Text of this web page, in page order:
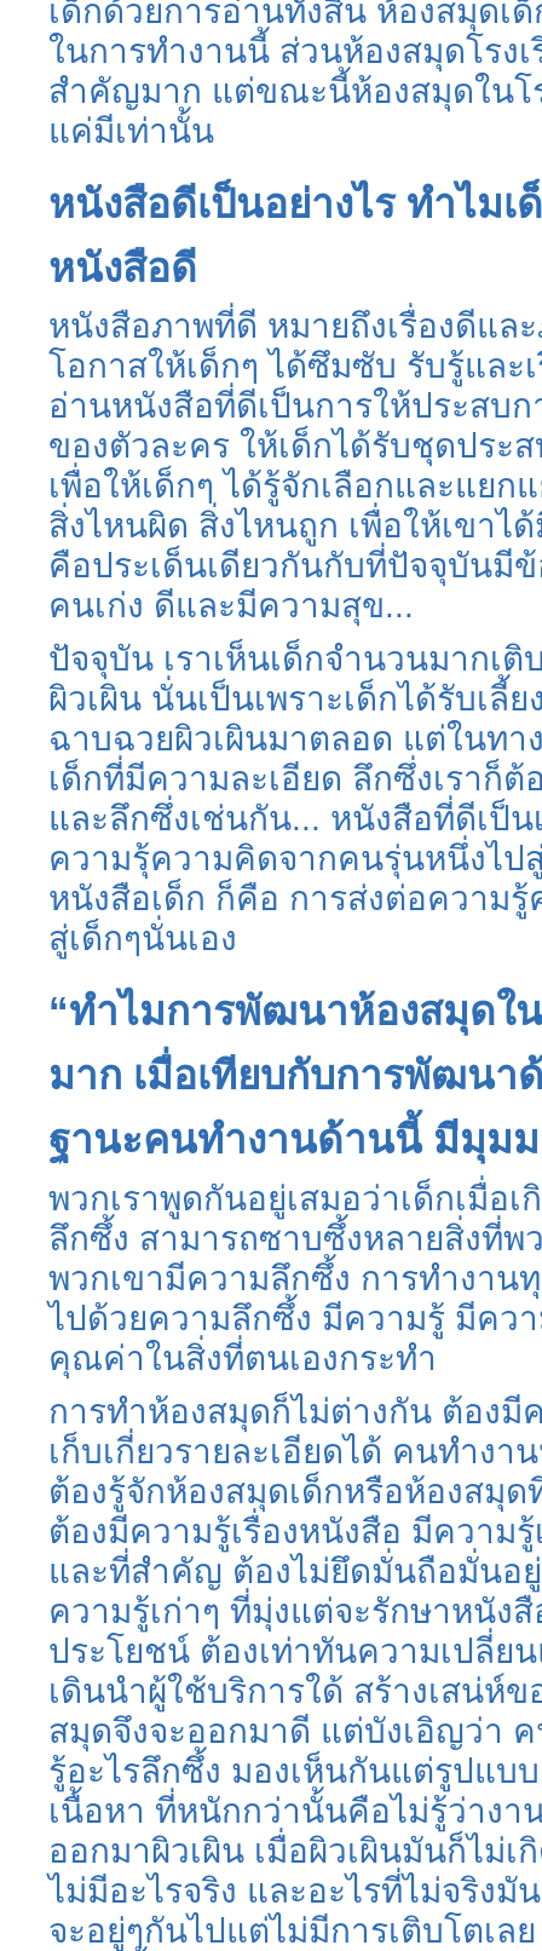
เด็กด้วยการอ่านทั้งสิ้น ห้องสมุดเ
ในการทำงานนี้ ส่วนห้องสมุดโรง
สำคัญมาก แต่ขณะนี้ห้องสมุดในโ
แค่มีเท่านั้น
หนังสือดีเป็นอย่างไร ทำไม
หนังสือดี
หนังสือภาพที่ดี หมายถึงเรื่องดีแล
โอกาสให้เด็กๆ ได้ซึมซับ รับรู้และ
อ่านหนังสือที่ดีเป็นการให้ประสบก
ของตัวละคร ให้เด็กได้รับชุดปร
เพื่อให้เด็กๆ ได้รู้จักเลือกและแยก
สิ่งไหนผิด สิ่งไหนถูก เพื่อให้เขา
คือประเด็นเดียวกันกับที่ปัจจุบันมีข้
คนเก่ง ดีและมีความสุข...
ปัจจุบัน เราเห็นเด็กจำนวนมากเ
ผิวเผิน นั่นเป็นเพราะเด็กได้รับเลี้
ฉาบฉวยผิวเผินมาตลอด แต่ในทา
เด็กที่มีความละเอียด ลึกซึ่งเราก็ต้
และลึกซึ่งเช่นกัน... หนังสือที่ดีเป็น
ความรุ้ความคิดจากคนรุ่นหนึ่งไป
หนังสือเด็ก ก็คือ การส่งต่อความ
สู่เด็กๆนั่นเอง
“ทำไมการพัฒนาห้องสมุดใ
มาก เมื่อเทียบกับการพัฒนา
ฐานะคนทำงานด้านนี้ มีมุมม
พวกเราพูดกันอยู่เสมอว่าเด็กเมื่อ
ลึกซึ้ง สามารถซาบซึ้งหลายสิ่งที่พ
พวกเขามีความลึกซึ้ง การทำงาน
ไปด้วยความลึกซึ้ง มีความรู้ มีคว
คุณค่าในสิ่งที่ตนเองกระทำ
การทำห้องสมุดก็ไม่ต่างกัน ต้องมี
เก็บเกี่ยวรายละเอียดได้ คนทำง
ต้องรู้จักห้องสมุดเด็กหรือห้องสมุ
ต้องมีความรู้เรื่องหนังสือ มีความ
และที่สำคัญ ต้องไม่ยึดมั่นถือมั่นอ
ความรู้เก่าๆ ที่มุ่งแต่จะรักษาหนัง
ประโยชน์ ต้องเท่าทันความเปลี่ย
เดินนำผู้ใช้บริการใด้ สร้างเสน่ห์
สมุดจึงจะออกมาดี แต่บังเอิญว่า
รู้อะไรลึกซึ้ง มองเห็นกันแต่รูปแบ
เนื้อหา ที่หนักกว่านั้นคือไม่รู้ว่างา
ออกมาผิวเผิน เมื่อผิวเผินมันก็ไม่
ไม่มีอะไรจริง และอะไรที่ไม่จริง
จะอยู่ๆกันไปแต่ไม่มีการเติบโตเล